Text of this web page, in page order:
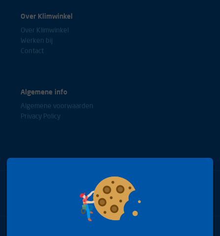
Over Klimwinkel
Over Klimwinkel
Werken bij
Contact
Algemene info
Algemene voorwaarden
Privacy Policy
Bel met onze experts
+31(0)85 0653688